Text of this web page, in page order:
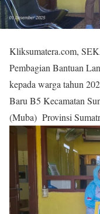
Kliksumatera.com,
Pembagian Bantuan
kepada warga tahun
Baru B5 Kecamatan
(Muba) Provinsi